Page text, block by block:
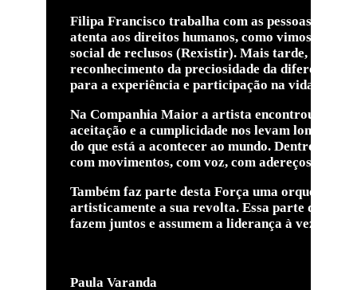
Filipa Francisco trabalha com as pessoas e as
atenta aos direitos humanos, como vimos nas
social de reclusos (Rexistir). Mais tarde, nas
reconhecimento da preciosidade da diferença
para a experiência e participação na vida.
Na Companhia Maior a artista encontrou
aceitação e a cumplicidade nos levam longe.
do que está a acontecer ao mundo. Dentro
com movimentos, com voz, com adereços e
Também faz parte desta Força uma orquestra.
artisticamente a sua revolta. Essa parte do
fazem juntos e assumem a liderança à vez,
Paula Varanda